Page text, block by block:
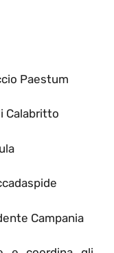
Paestum
Calabritto
Campania